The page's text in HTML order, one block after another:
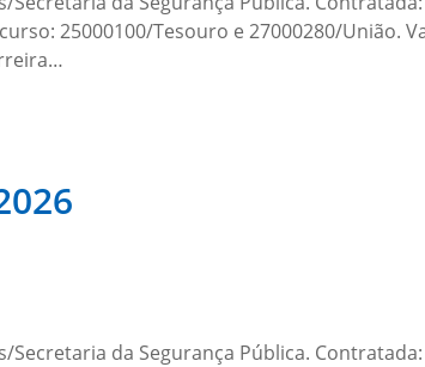
25000100/Tesouro e 27000280/União.
da Segurança Pública. Contratada: